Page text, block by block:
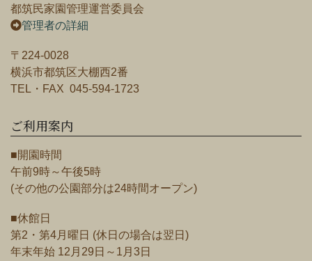
都筑民家園管理運営委員会
管理者の詳細
〒224-0028
横浜市都筑区大棚西2番
TEL・FAX 045-594-1723
ご利用案内
■開園時間
午前9時～午後5時
(その他の公園部分は24時間オープン)
■休館日
第2・第4月曜日 (休日の場合は翌日)
年末年始 12月29日～1月3日